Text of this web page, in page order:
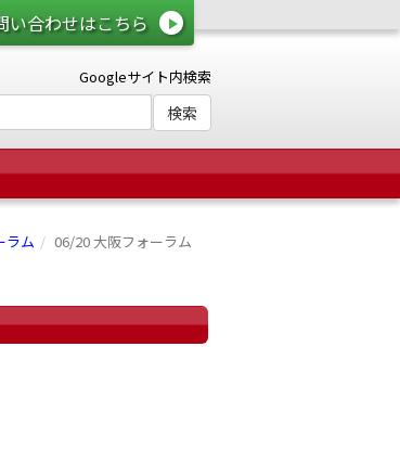
い合わせはこちら
Googleサイト内検索
ラム 06/20 大阪フォーラム